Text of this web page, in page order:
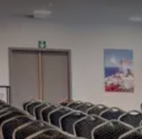
Crefeld befinden sich im
ist ebenfalls im Saal vorhanden.
eignen sich für sehr vielfältige
Block
60
120
104